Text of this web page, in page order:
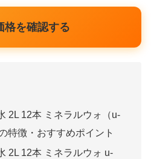
格を確認する
2L 12本 ミネラルウォ（u-
特徴・おすすめポイント
2L 12本 ミネラルウォ u-